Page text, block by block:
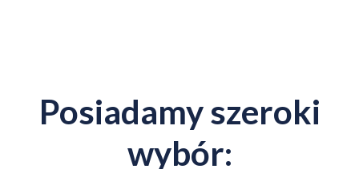
Posiadamy szeroki
wybór: